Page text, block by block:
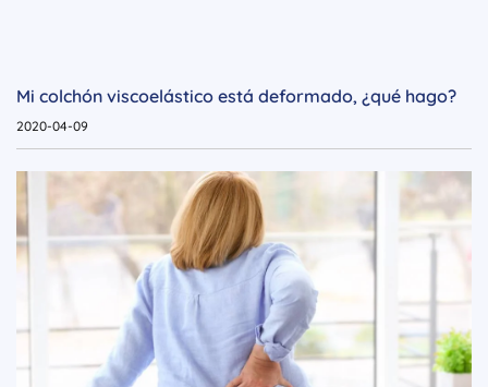
Mi colchón viscoelástico está deformado, ¿qué hago?
2020-04-09